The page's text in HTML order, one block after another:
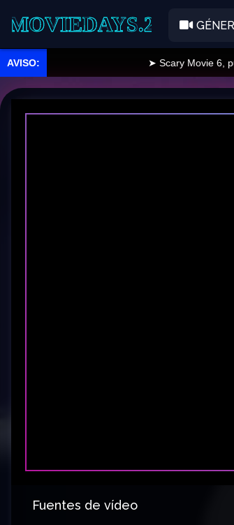
➤ Scary Movie 6,
Fuentes de vídeo